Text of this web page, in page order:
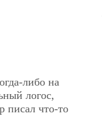
либо на
логос,
писал что-то